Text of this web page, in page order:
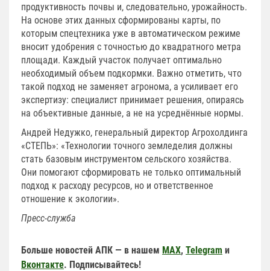
продуктивность почвы и, следовательно, урожайность.
На основе этих данных сформированы карты, по
которым спецтехника уже в автоматическом режиме
вносит удобрения с точностью до квадратного метра
площади. Каждый участок получает оптимально
необходимый объем подкормки. Важно отметить, что
такой подход не заменяет агронома, а усиливает его
экспертизу: специалист принимает решения, опираясь
на объективные данные, а не на усреднённые нормы.
Андрей Недужко, генеральный директор Агрохолдинга
«СТЕПЬ»: «Технологии точного земледелия должны
стать базовым инструментом сельского хозяйства.
Они помогают сформировать не только оптимальный
подход к расходу ресурсов, но и ответственное
отношение к экологии».
Пресс-служба
Больше новостей АПК — в нашем MAX, Telegram и
Вконтакте. Подписывайтесь!